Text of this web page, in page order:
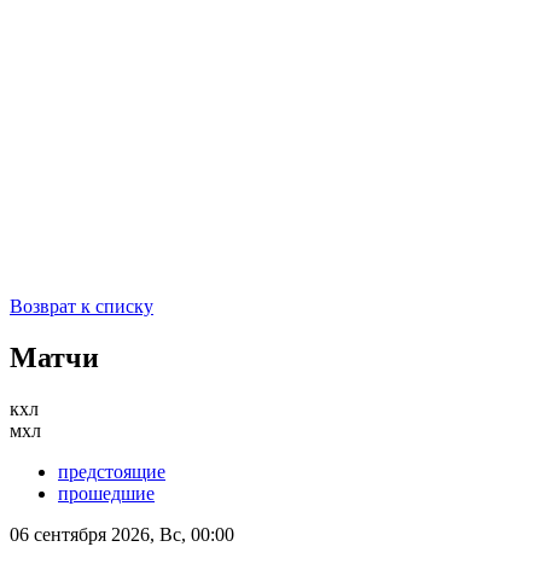
Возврат к списку
Матчи
кхл
мхл
предстоящие
прошедшие
06 сентября 2026, Вс, 00:00